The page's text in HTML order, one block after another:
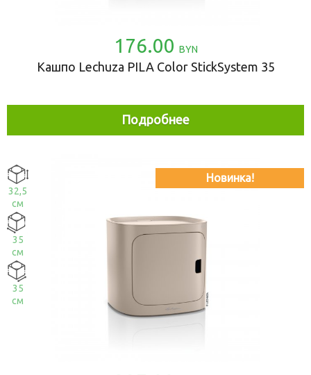
176.00 BYN
Кашпо Lechuza PILA Color StickSystem 35
Подробнее
Новинка!
32,5
см
35
см
35
см